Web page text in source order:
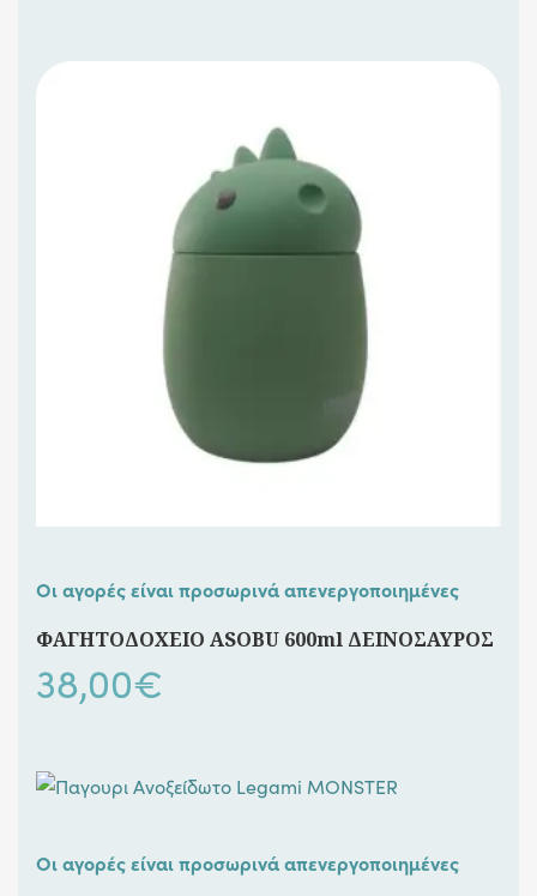
Οι αγορές είναι προσωρινά απενεργοποιημένες
ΦΑΓΗΤΟΔΟΧΕΙΟ ASOBU 600ml ΔΕΙΝΟΣΑΥΡΟΣ
38,00€
Οι αγορές είναι προσωρινά απενεργοποιημένες